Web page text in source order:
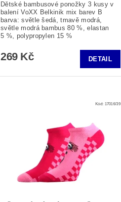
Dětské bambusové ponožky 3 kusy v
balení VoXX Belkinik mix barev B
barva: světle šedá, tmavě modrá,
světle modrá bambus 80 %, elastan
5 %, polypropylen 15 %
269 Kč DETAIL
Kód: 17016/39